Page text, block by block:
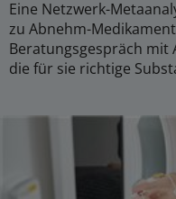
Eine Netzwerk-
zu Abnehm-
Beratungsgespräch mit
die für sie richtige